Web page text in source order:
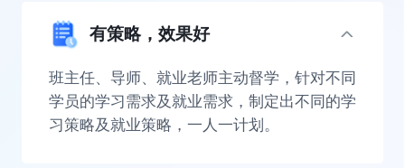
有策略，效果好
班主任、导师、就业老师主动督学，针对不同
学员的学习需求及就业需求，制定出不同的学
习策略及就业策略，一人一计划。